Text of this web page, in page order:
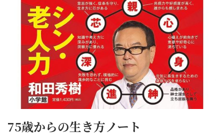
75歳からの生き方ノート